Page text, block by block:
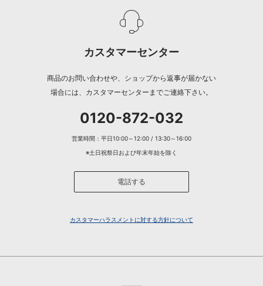
カスタマーセンター
商品のお問い合わせや、ショップから返事が届かない
場合には、カスタマーセンターまでご連絡下さい。
0120-872-032
営業時間：平日10:00～12:00 / 13:30～16:00
※土日祝祭日および年末年始を除く
電話する
カスタマーハラスメントに対する方針について